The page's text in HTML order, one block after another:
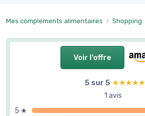
Mes complements alimentaires Shopping
Voir l'offre
5 sur 5 ★★★★★
★★★★★
1 avis
5 ★